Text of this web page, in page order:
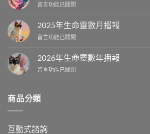
課：
從
數
相
拆
解
親
揭
自
探
的
誤
河
麼
中
在
時
日
中
留言功能已關閉
2025年生命靈數月播報
在
生
命
月
留言功能已關閉
2026年生命靈數年播報
在
生
命
年
留言功能已關閉
商品分類
互動式諮詢